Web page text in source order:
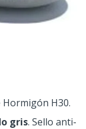
Hormigón H30.
gris. Sello anti-